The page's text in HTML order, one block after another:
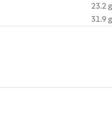
23.2 g
31.9 g